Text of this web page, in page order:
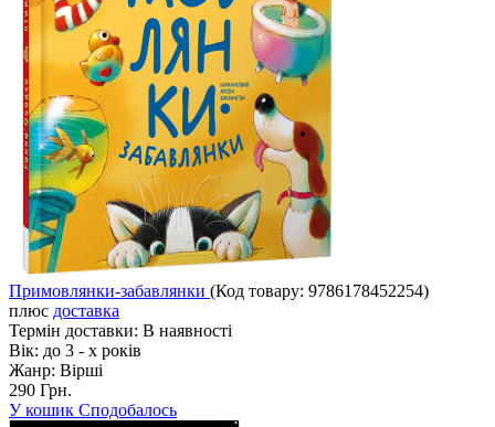
Примовлянки-забавлянки (Код товару: 9786178452254)
плюс доставка
Термін доставки: В наявності
Вік: до 3 - х років
Жанр: Вірші
290 Грн.
У кошик Сподобалось